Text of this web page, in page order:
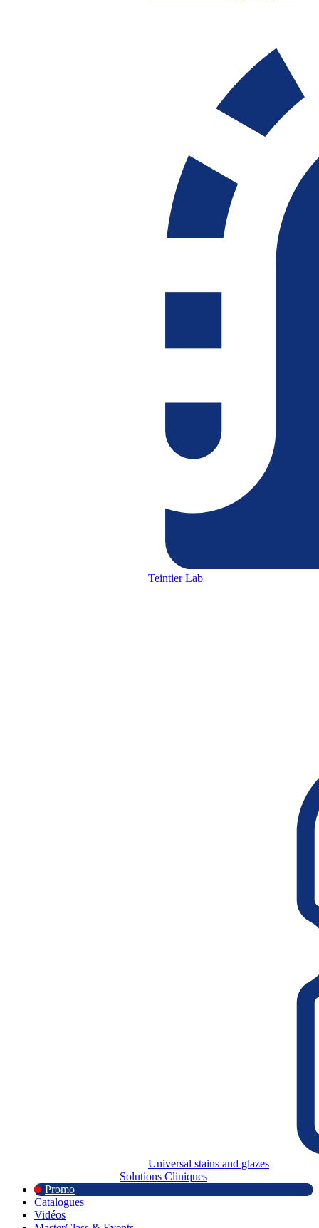
Teintier Lab
Universal stains and glazes
Solutions Cliniques
Promo
Catalogues
Vidéos